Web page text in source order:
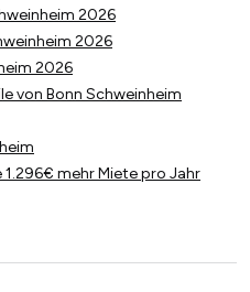
2026
2026
2026
von Bonn Schweinheim
mehr Miete pro Jahr